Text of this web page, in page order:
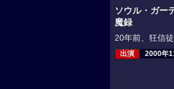
ソウル・ガー
魔録
20年前、狂信徒
出演 2000年